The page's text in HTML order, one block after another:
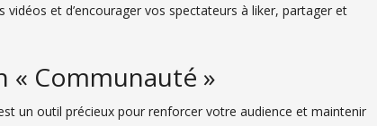
et d’encourager vos spectateurs à liker, partager et
Communauté »
un outil précieux pour renforcer votre audience et maintenir